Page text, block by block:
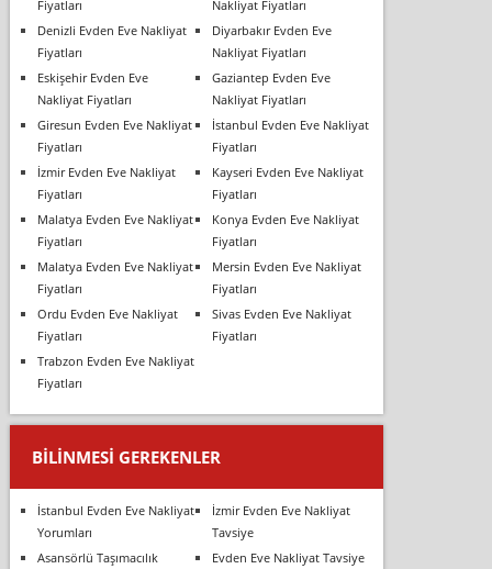
Fiyatları
Nakliyat Fiyatları
Denizli Evden Eve Nakliyat
Fiyatları
Diyarbakır Evden Eve
Nakliyat Fiyatları
Eskişehir Evden Eve
Nakliyat Fiyatları
Gaziantep Evden Eve
Nakliyat Fiyatları
Giresun Evden Eve Nakliyat
Fiyatları
İstanbul Evden Eve Nakliyat
Fiyatları
İzmir Evden Eve Nakliyat
Fiyatları
Kayseri Evden Eve Nakliyat
Fiyatları
Malatya Evden Eve Nakliyat
Fiyatları
Konya Evden Eve Nakliyat
Fiyatları
Malatya Evden Eve Nakliyat
Fiyatları
Mersin Evden Eve Nakliyat
Fiyatları
Ordu Evden Eve Nakliyat
Fiyatları
Sivas Evden Eve Nakliyat
Fiyatları
Trabzon Evden Eve Nakliyat
Fiyatları
BILINMESI GEREKENLER
İstanbul Evden Eve Nakliyat
Yorumları
İzmir Evden Eve Nakliyat
Tavsiye
Asansörlü Taşımacılık
Evden Eve Nakliyat Tavsiye